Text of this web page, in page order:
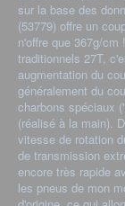
sur la base des
(53779) offre un
n'offre que 367g/
traditionnels 27T,
augmentation du
généralement du
charbons spéciaux
(réalisé à la main).
vitesse de rotation
de transmission
encore très rapide
les pneus de mon